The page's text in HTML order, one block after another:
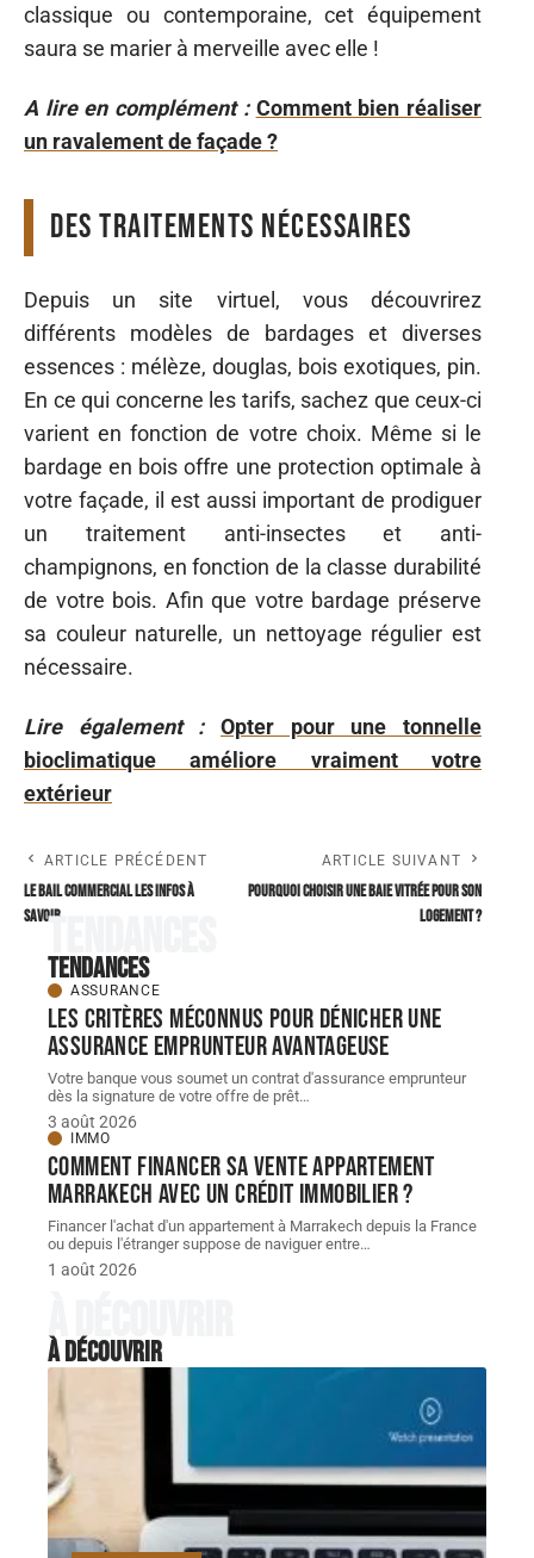
classique ou contemporaine, cet équipement
saura se marier à merveille avec elle !
A lire en complément : Comment bien réaliser
un ravalement de façade ?
Des traitements nécessaires
Depuis un site virtuel, vous découvrirez
différents modèles de bardages et diverses
essences : mélèze, douglas, bois exotiques, pin.
En ce qui concerne les tarifs, sachez que ceux-ci
varient en fonction de votre choix. Même si le
bardage en bois offre une protection optimale à
votre façade, il est aussi important de prodiguer
un traitement anti-insectes et anti-
champignons, en fonction de la classe durabilité
de votre bois. Afin que votre bardage préserve
sa couleur naturelle, un nettoyage régulier est
nécessaire.
Lire également :
Opter pour une tonnelle
bioclimatique améliore vraiment votre
extérieur
ARTICLE PRÉCÉDENT
Le bail commercial les infos à
savoir
ARTICLE SUIVANT
Pourquoi choisir une baie vitrée pour son
logement ?
Tendances
Tendances
ASSURANCE
Les critères méconnus pour dénicher une
assurance emprunteur avantageuse
Votre banque vous soumet un contrat d'assurance emprunteur
dès la signature de votre offre de prêt…
3 août 2026
IMMO
Comment financer sa vente appartement
Marrakech avec un crédit immobilier ?
Financer l'achat d'un appartement à Marrakech depuis la France
ou depuis l'étranger suppose de naviguer entre…
1 août 2026
À découvrir
À découvrir